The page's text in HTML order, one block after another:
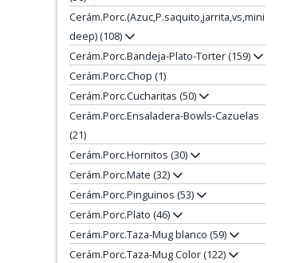
Cerám.Porc.(Azuc,P.saquito,jarrita,vs,mini
deep) (108)
Cerám.Porc.Bandeja-Plato-Torter (159)
Cerám.Porc.Chop (1)
Cerám.Porc.Cucharitas (50)
Cerám.Porc.Ensaladera-Bowls-Cazuelas
(21)
Cerám.Porc.Hornitos (30)
Cerám.Porc.Mate (32)
Cerám.Porc.Pinguinos (53)
Cerám.Porc.Plato (46)
Cerám.Porc.Taza-Mug blanco (59)
Cerám.Porc.Taza-Mug Color (122)